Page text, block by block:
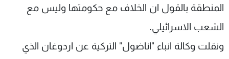
المنطقة بالقول ان الخلاف مع حكومتها وليس مع
الشعب الاسرائيلي.
ونقلت وكالة انباء "اناضول" التركية عن اردوغان الذي
كأس العالم